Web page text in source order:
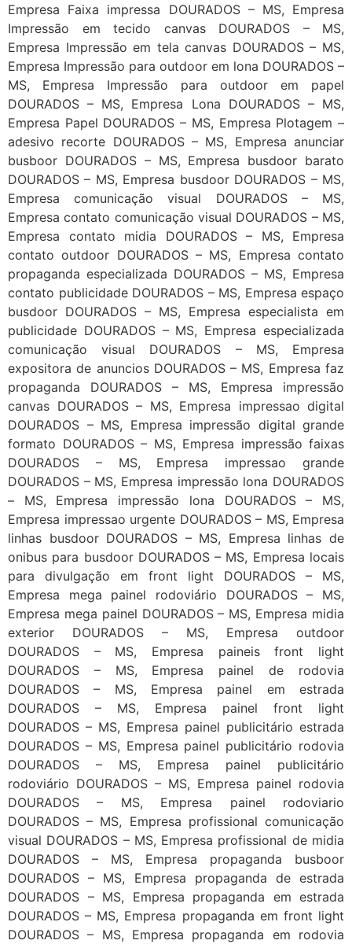
Empresa Faixa impressa DOURADOS – MS, Empresa
Impressão em tecido canvas DOURADOS – MS,
Empresa Impressão em tela canvas DOURADOS – MS,
Empresa Impressão para outdoor em lona DOURADOS –
MS, Empresa Impressão para outdoor em papel
DOURADOS – MS, Empresa Lona DOURADOS – MS,
Empresa Papel DOURADOS – MS, Empresa Plotagem –
adesivo recorte DOURADOS – MS, Empresa anunciar
busboor DOURADOS – MS, Empresa busdoor barato
DOURADOS – MS, Empresa busdoor DOURADOS – MS,
Empresa comunicação visual DOURADOS – MS,
Empresa contato comunicação visual DOURADOS – MS,
Empresa contato midia DOURADOS – MS, Empresa
contato outdoor DOURADOS – MS, Empresa contato
propaganda especializada DOURADOS – MS, Empresa
contato publicidade DOURADOS – MS, Empresa espaço
busdoor DOURADOS – MS, Empresa especialista em
publicidade DOURADOS – MS, Empresa especializada
comunicação visual DOURADOS – MS, Empresa
expositora de anuncios DOURADOS – MS, Empresa faz
propaganda DOURADOS – MS, Empresa impressão
canvas DOURADOS – MS, Empresa impressao digital
DOURADOS – MS, Empresa impressão digital grande
formato DOURADOS – MS, Empresa impressão faixas
DOURADOS – MS, Empresa impressao grande
DOURADOS – MS, Empresa impressão lona DOURADOS
– MS, Empresa impressão lona DOURADOS – MS,
Empresa impressao urgente DOURADOS – MS, Empresa
linhas busdoor DOURADOS – MS, Empresa linhas de
onibus para busdoor DOURADOS – MS, Empresa locais
para divulgação em front light DOURADOS – MS,
Empresa mega painel rodoviário DOURADOS – MS,
Empresa mega painel DOURADOS – MS, Empresa midia
exterior DOURADOS – MS, Empresa outdoor
DOURADOS – MS, Empresa paineis front light
DOURADOS – MS, Empresa painel de rodovia
DOURADOS – MS, Empresa painel em estrada
DOURADOS – MS, Empresa painel front light
DOURADOS – MS, Empresa painel publicitário estrada
DOURADOS – MS, Empresa painel publicitário rodovia
DOURADOS – MS, Empresa painel publicitário
rodoviário DOURADOS – MS, Empresa painel rodovia
DOURADOS – MS, Empresa painel rodoviario
DOURADOS – MS, Empresa profissional comunicação
visual DOURADOS – MS, Empresa profissional de midia
DOURADOS – MS, Empresa propaganda busboor
DOURADOS – MS, Empresa propaganda de estrada
DOURADOS – MS, Empresa propaganda em estrada
DOURADOS – MS, Empresa propaganda em front light
DOURADOS – MS, Empresa propaganda em rodovia